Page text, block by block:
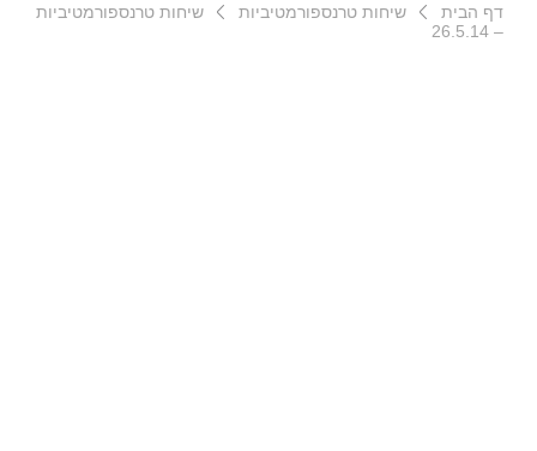
דף הבית שיחות טרנספורמטיביות
שיחות טרנספורמטיביות
– 26.5.14